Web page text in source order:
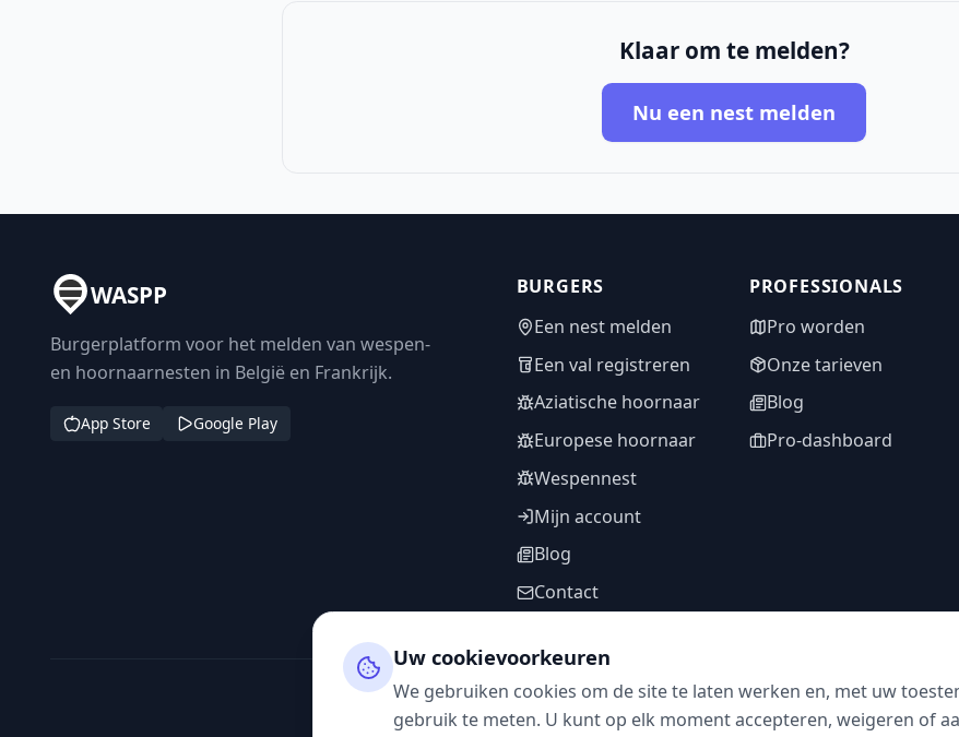
Klaar om te melden?
Nu een nest melden
WASPP
Burgerplatform voor het melden van wespen-
en hoornaarnesten in België en Frankrijk.
App Store Google Play
BURGERS
Een nest melden
Een val registreren
Aziatische hoornaar
Europese hoornaar
Wespennest
Mijn account
Blog
Contact
PROFESSIONALS
Pro worden
Onze tarieven
Blog
Pro-dashboard
VOLG ONS
Uw cookievoorkeuren
We gebruiken cookies om de site te laten werken en, met uw
gebruik te meten. U kunt op elk moment accepteren, weigeren of